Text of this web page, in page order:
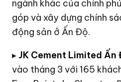
ngành khác của chính
góp và xây dựng chính
động sản ở Ấn Độ.
▸ JK Cement Limited
vào tháng 3 với 165